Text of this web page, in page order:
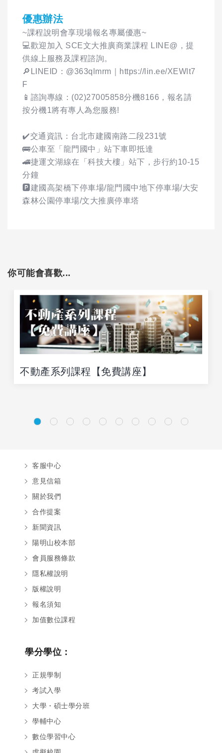
優惠辦法
~課程說明會享現場報名專屬優惠~
💻️歡迎加入 SCE文大推廣商業課程 LINE@，提
供線上服務及課程諮詢。
🔎LINEID：@363qlmrm｜https://lin.ee/XEWlt7
F
📱諮詢專線：(02)27005858分機8166，報名請
按分機1將有專人為您服務!
✔️交通資訊：台北市建國南路二段231號
🚌公車至「龍門國中」站下車即抵達
🚄捷運文湖線在「科技大樓」站下，步行約10-15
分鐘
🅿️建國高架橋下停車場/龍門國中地下停車場/大安
森林公園停車場/文大推廣停車塔
你可能會喜歡...
不動產系列課程【免費講座】
客服中心
意見信箱
關於我們
合作提案
新聞資訊
陽明山校本部
會員服務條款
隱私權說明
版權說明
報名須知
加值數位課程
學分學位：
正規學制
考試入學
大學・碩士學分班
學輔中心
數位學習中心